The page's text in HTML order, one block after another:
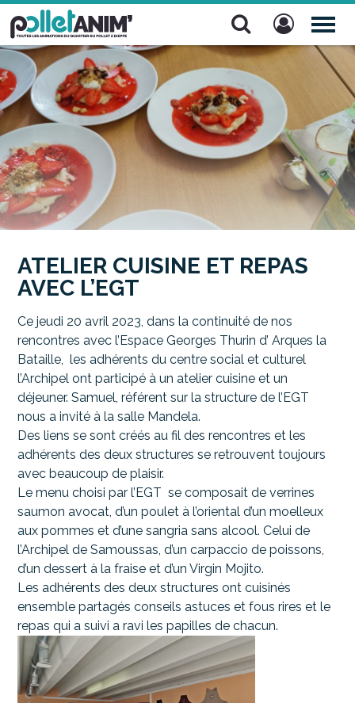
Pollet Anim'
ATELIER CUISINE ET REPAS
AVEC L’EGT
Ce jeudi 20 avril 2023, dans la continuité de nos
rencontres avec l’Espace Georges Thurin d’ Arques la
Bataille, les adhérents du centre social et culturel
l’Archipel ont participé à un atelier cuisine et un
déjeuner. Samuel, référent sur la structure de l’EGT
nous a invité à la salle Mandela.
Des liens se sont créés au fil des rencontres et les
adhérents des deux structures se retrouvent toujours
avec beaucoup de plaisir.
Le menu choisi par l’EGT se composait de verrines
saumon avocat, d’un poulet à l’oriental d’un moelleux
aux pommes et d’une sangria sans alcool. Celui de
l’Archipel de Samoussas, d’un carpaccio de poissons,
d’un dessert à la fraise et d’un Virgin Mojito.
Les adhérents des deux structures ont cuisinés
ensemble partagés conseils astuces et fous rires et le
repas qui a suivi a ravi les papilles de chacun.